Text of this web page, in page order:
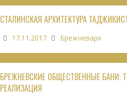
СТАЛИНСКАЯ АРХИТЕКТУРА
17.11.2017 Брежневарх
БРЕЖНЕВСКИЕ ОБЩЕСТВЕННЫЕ БАНИ:
РЕАЛИЗАЦИЯ